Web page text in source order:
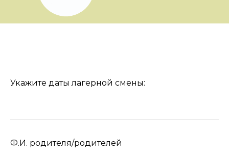
Укажите даты лагерной смены:
Ф.И. родителя/родителей